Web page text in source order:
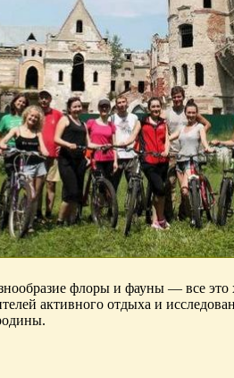
флоры и фауны — все
активного отдыха и